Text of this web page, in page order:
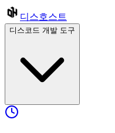
디스호스트
디스코드 개발 도구